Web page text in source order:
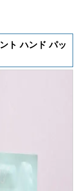
ト ハンド パッ